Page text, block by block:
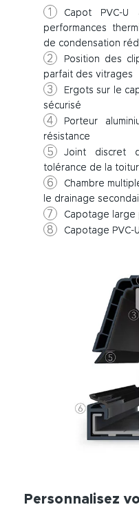
Capot PVC-
performances
de condensation
Position des
parfait des vitrages
Ergots sur le
sécurisé
Porteur
résistance
Joint discret
tolérance de la
Chambre
le drainage
Capotage large
Capotage
Personnalisez